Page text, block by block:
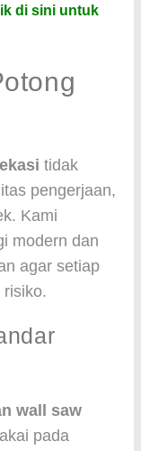
di sini untuk
tidak
pengerjaan,
Kami
modern dan
agar setiap
risiko.
wall saw
pada